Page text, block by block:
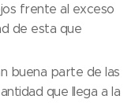
frente al exceso
de esta que
buena parte de las
que llega a la